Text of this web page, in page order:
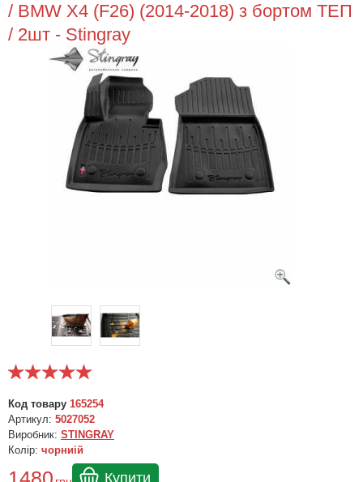
/ BMW X4 (F26) (2014-2018) з бортом ТЕП
/ 2шт - Stingray
Код товару 165254
Артикул: 5027052
Виробник: STINGRAY
Колір: чорниій
Купити